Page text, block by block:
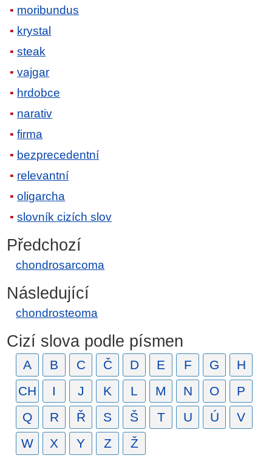
moribundus
krystal
steak
vajgar
hrdobce
narativ
firma
bezprecedentní
relevantní
oligarcha
slovník cizích slov
Předchozí
chondrosarcoma
Následující
chondrosteoma
Cizí slova podle písmen
A B C Č D E F G
H
CH
I J K L M N O
P
Q
R Ř S Š T U Ú
V
W
X Y Z Ž